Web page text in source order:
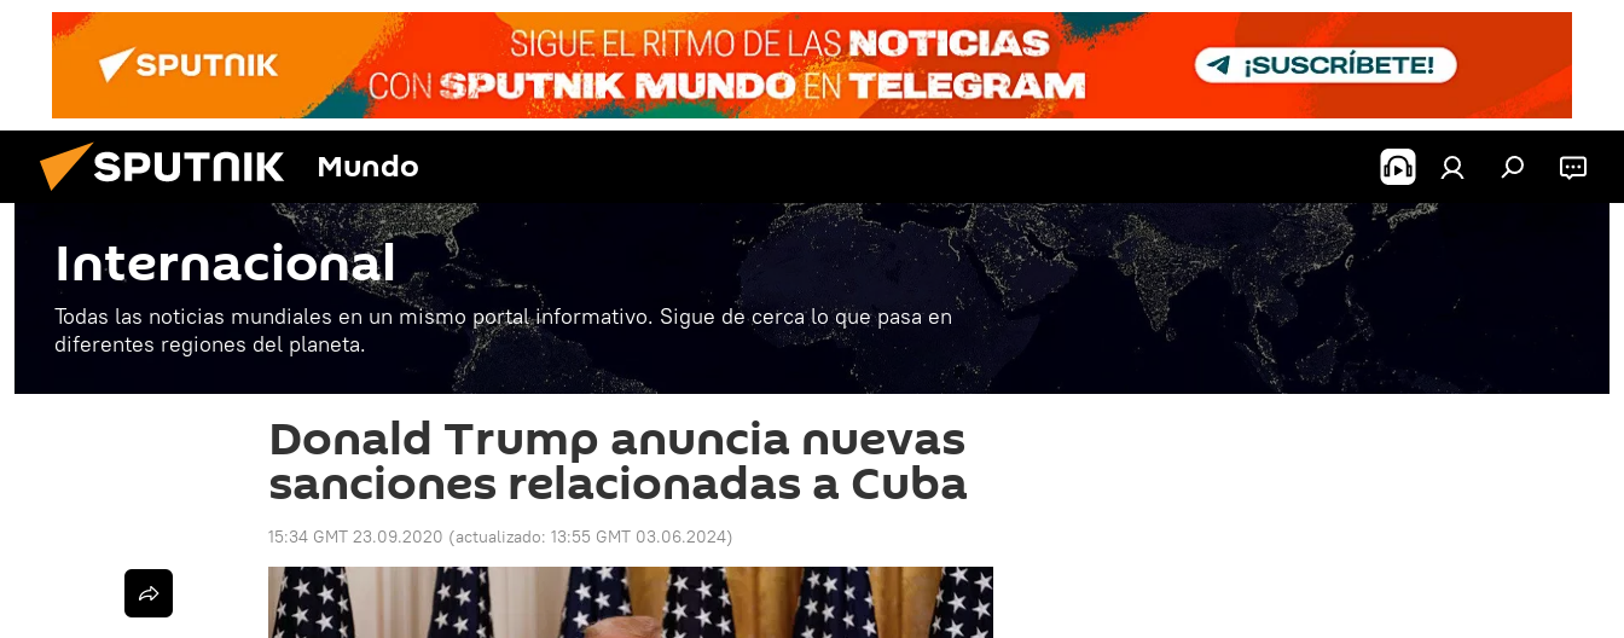
Mundo
Internacional
Todas las noticias mundiales en un mismo portal informativo. Sigue de cerca lo que pasa en
diferentes regiones del planeta.
Donald Trump anuncia nuevas
sanciones relacionadas a Cuba
15:34 GMT 23.09.2020 (actualizado: 13:55 GMT 03.06.2024)